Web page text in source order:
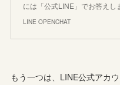
には「公式LINE」でお答えし
LINE OPENCHAT
もう一つは、LINE公式アカ